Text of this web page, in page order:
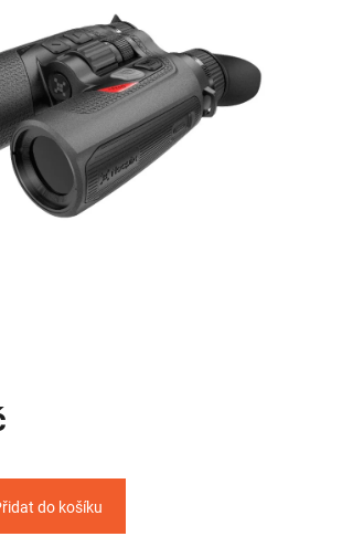
do košíku